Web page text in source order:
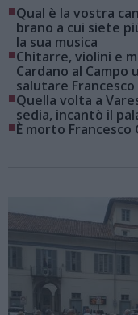
■Qual è la vostra
brano a cui siete
la sua musica
■Chitarre, violini e
Cardano al
salutare Francesco
■Quella volta a
sedia, incantò il
■È morto Francesco